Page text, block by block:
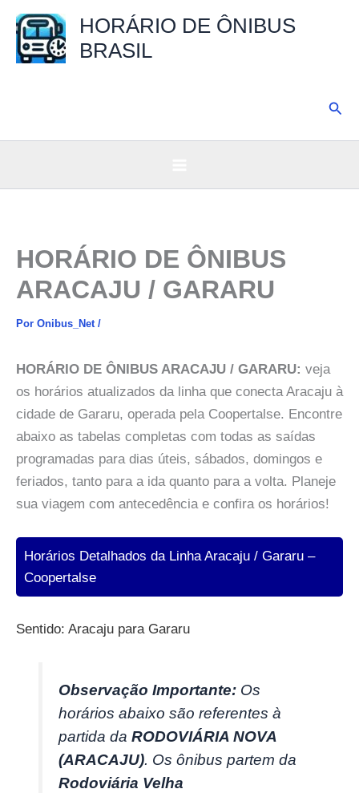
para
HORÁRIO DE ÔNIBUS
BRASIL
HORÁRIO DE ÔNIBUS
ARACAJU / GARARU
Por Onibus_Net /
HORÁRIO DE ÔNIBUS ARACAJU / GARARU: veja
os horários atualizados da linha que conecta Aracaju à
cidade de Gararu, operada pela Coopertalse. Encontre
abaixo as tabelas completas com todas as saídas
programadas para dias úteis, sábados, domingos e
feriados, tanto para a ida quanto para a volta. Planeje
sua viagem com antecedência e confira os horários!
Horários Detalhados da Linha Aracaju / Gararu –
Coopertalse
Sentido: Aracaju para Gararu
Observação Importante: Os
horários abaixo são referentes à
partida daRODOVIÁRIA NOVA
(ARACAJU). Os ônibus partem da
Rodoviária Velha